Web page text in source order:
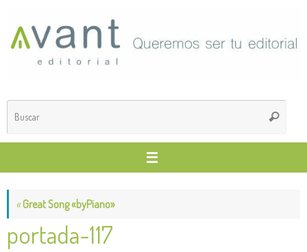
contenido
Buscar
«Great Song «byPiano»
portada-117